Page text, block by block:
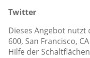
Twitter
Dieses Angebot nutzt
600, San Francisco,
Hilfe der